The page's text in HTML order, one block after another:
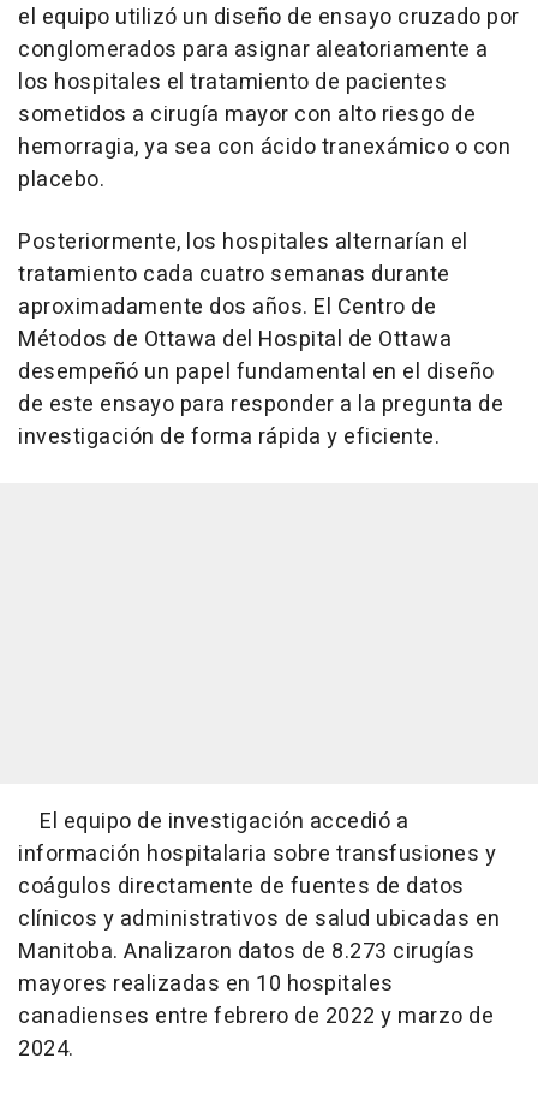
el equipo utilizó un diseño de ensayo cruzado por
conglomerados para asignar aleatoriamente a
los hospitales el tratamiento de pacientes
sometidos a cirugía mayor con alto riesgo de
hemorragia, ya sea con ácido tranexámico o con
placebo.
Posteriormente, los hospitales alternarían el
tratamiento cada cuatro semanas durante
aproximadamente dos años. El Centro de
Métodos de Ottawa del Hospital de Ottawa
desempeñó un papel fundamental en el diseño
de este ensayo para responder a la pregunta de
investigación de forma rápida y eficiente.
El equipo de investigación accedió a
información hospitalaria sobre transfusiones y
coágulos directamente de fuentes de datos
clínicos y administrativos de salud ubicadas en
Manitoba. Analizaron datos de 8.273 cirugías
mayores realizadas en 10 hospitales
canadienses entre febrero de 2022 y marzo de
2024.